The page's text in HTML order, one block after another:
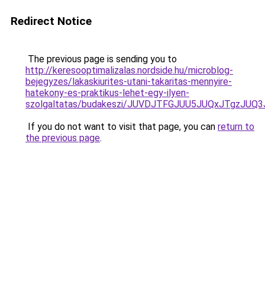
Redirect Notice
The previous page is sending you to
http://keresooptimalizalas.nordside.hu/microblog-
bejegyzes/lakaskiurites-utani-takaritas-mennyire-
hatekony-es-praktikus-lehet-egy-ilyen-
szolgaltatas/budakeszi/
If you do not want to visit that page, you can return to
the previous page.